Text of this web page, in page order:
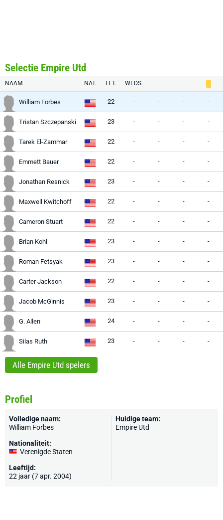
Selectie Empire Utd
NAAM NAT. LFT. WEDS.
William Forbes 22 - - - -
Tristan Szczepanski 23 - - - -
Tarek El-Zammar 22 - - - -
Emmett Bauer 22 - - - -
Jonathan Resnick 23 - - - -
Maxwell Kwitchoff 22 - - - -
Cameron Stuart 22 - - - -
Brian Kohl 23 - - - -
Roman Fetsyak 23 - - - -
Carter Jackson 22 - - - -
Jacob McGinnis 23 - - - -
G. Allen 24 - - - -
Silas Ruth 23 - - - -
Alle Empire Utd spelers
Profiel
Volledige naam:
William Forbes
Nationaliteit:
Verenigde Staten
Leeftijd:
22 jaar (7 apr. 2004)
Huidige team:
Empire Utd